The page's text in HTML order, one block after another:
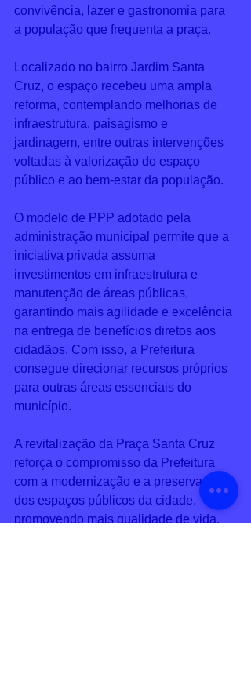
convivência, lazer e gastronomia para
a população que frequenta a praça.
Localizado no bairro Jardim Santa
Cruz, o espaço recebeu uma ampla
reforma, contemplando melhorias de
infraestrutura, paisagismo e
jardinagem, entre outras intervenções
voltadas à valorização do espaço
público e ao bem-estar da população.
O modelo de PPP adotado pela
administração municipal permite que a
iniciativa privada assuma
investimentos em infraestrutura e
manutenção de áreas públicas,
garantindo mais agilidade e excelência
na entrega de benefícios diretos aos
cidadãos. Com isso, a Prefeitura
consegue direcionar recursos próprios
para outras áreas essenciais do
município.
A revitalização da Praça Santa Cruz
reforça o compromisso da Prefeitura
com a modernização e a preservação
dos espaços públicos da cidade,
promovendo mais qualidade de vida,